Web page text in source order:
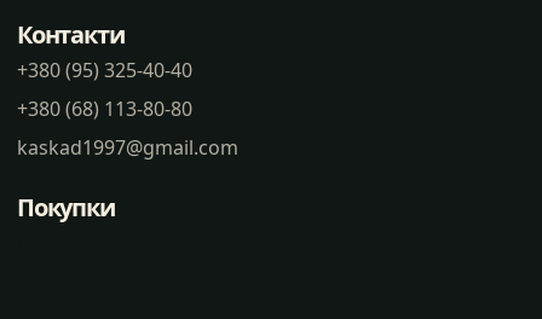
Контакти
+380 (95) 325-40-40
+380 (68) 113-80-80
kaskad1997@gmail.com
Покупки